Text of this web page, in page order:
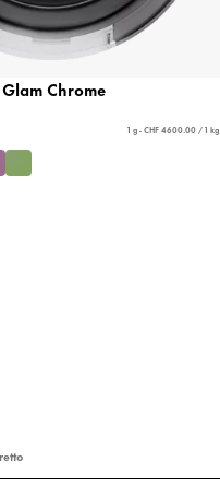
Chrome
1 g - CHF 4600.00 / 1 kg